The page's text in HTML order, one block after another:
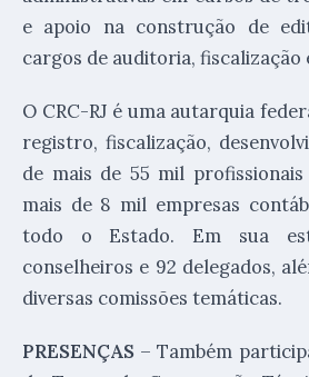
e apoio na construção de
cargos de auditoria,
O CRC-RJ é uma autarquia
registro, fiscalização,
de mais de 55 mil
mais de 8 mil empresas
todo o Estado. Em sua
conselheiros e 92 delegados,
diversas comissões temáticas.
PRESENÇAS – Também